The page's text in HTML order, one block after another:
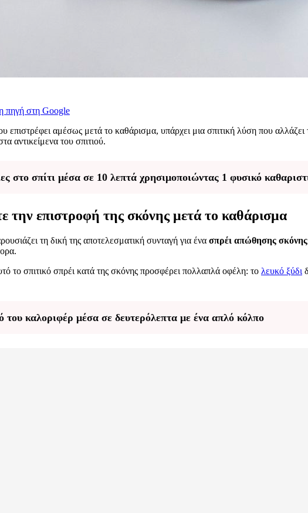
πηγή στη Google
επιστρέφει αμέσως μετά το καθάρισμα, υπάρχει μια σπιτική λύση που
αντικείμενα του σπιτιού.
στο σπίτι μέσα σε 10 λεπτά χρησιμοποιώντας 1 φυσικό
την επιστροφή της σκόνης μετά το καθάρισμα
τη δική της αποτελεσματική συνταγή για ένα σπρέι απώθησης σκόνης
το σπιτικό σπρέι κατά της σκόνης προσφέρει πολλαπλά οφέλη: το λευκό ξύδι
καλοριφέρ μέσα σε δευτερόλεπτα με ένα απλό κόλπο